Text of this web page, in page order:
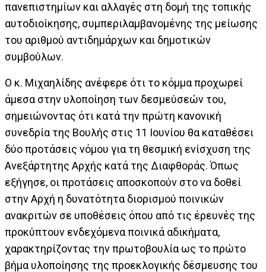
πανεπιστημίων και αλλαγές στη δομή της τοπικής
αυτοδιοίκησης, συμπεριλαμβανομένης της μείωσης
του αριθμού αντιδημάρχων και δημοτικών
συμβούλων.
Ο κ. Μιχαηλίδης ανέφερε ότι το κόμμα προχωρεί
άμεσα στην υλοποίηση των δεσμεύσεών του,
σημειώνοντας ότι κατά την πρώτη κανονική
συνεδρία της Βουλής στις 11 Ιουνίου θα καταθέσει
δύο προτάσεις νόμου για τη θεσμική ενίσχυση της
Ανεξάρτητης Αρχής κατά της Διαφθοράς. Όπως
εξήγησε, οι προτάσεις αποσκοπούν στο να δοθεί
στην Αρχή η δυνατότητα διορισμού ποινικών
ανακριτών σε υποθέσεις όπου από τις έρευνές της
προκύπτουν ενδεχόμενα ποινικά αδικήματα,
χαρακτηρίζοντας την πρωτοβουλία ως το πρώτο
βήμα υλοποίησης της προεκλογικής δέσμευσης του